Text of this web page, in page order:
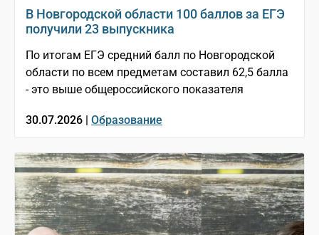
В Новгородской области 100 баллов за ЕГЭ
получили 23 выпускника
По итогам ЕГЭ средний балл по Новгородской
области по всем предметам составил 62,5 балла
- это выше общероссийского показателя
30.07.2026 | Образование